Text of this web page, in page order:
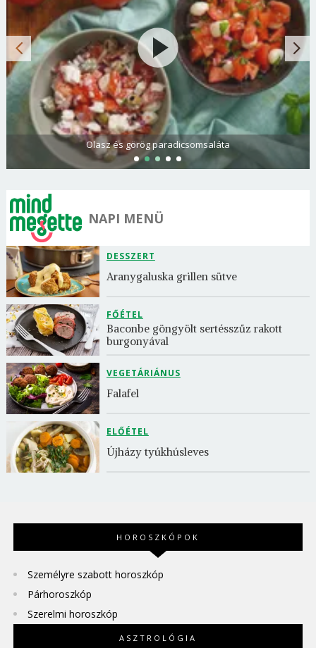
Olasz és görög paradicsomsaláta
NAPI MENÜ
DESSZERT
Aranygaluska grillen sütve
FŐÉTEL
Baconbe göngyölt sertésszűz rakott
burgonyával
VEGETÁRIÁNUS
Falafel
ELŐÉTEL
Újházy tyúkhúsleves
HOROSZKÓPOK
Személyre szabott horoszkóp
Párhoroszkóp
Szerelmi horoszkóp
ASZTROLÓGIA